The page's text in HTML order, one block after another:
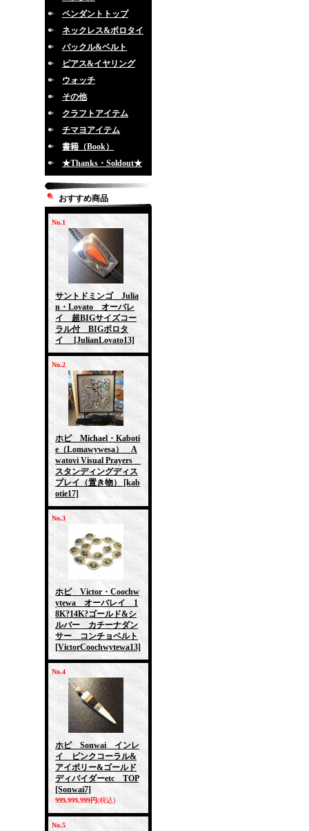
ペンダントトップ
ネックレス&ボロタイ
バックル&ベルト
ピアス&イヤリング
ウォッチ
その他
クラフトアイテム
チマヨアイテム
書籍（Book）
★Thanks・Soldout★
おすすめ商品
No.1
サントドミンゴ Julia
n・Lovato オーバレ
イ 超BIGサイズコー
ラル付 BIGボロタ
イ
[JulianLovato13]
No.2
ホピ Michael・Kaboti
e（Lomawywesa） A
watovi Visual Prayers
スタンディングディス
プレイ（置き物）
[kab
otie17]
No.3
ホピ Victor・Coochw
ytewa オーバレイ 1
8K?14K?ゴールド&シ
ルバー カチーナダン
サー コンチョベルト
[VictorCoochwytewa13]
No.4
ホピ Sonwai インレ
イ ピンクコーラル&
アイボリー&ゴールド
ディバイダーetc TOP
[Sonwai7]
999,999,999円(税込)
No.5